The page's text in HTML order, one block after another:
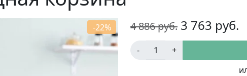
-22% 4 886руб. 3 763 руб.
- +